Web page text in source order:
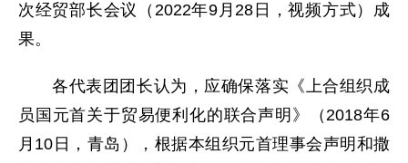
次经贸部长会议（2022年9月28日，视频方式）成
果。
各代表团团长认为，应确保落实《上合组织成
员国元首关于贸易便利化的联合声明》（2018年6
月10日，青岛），根据本组织元首理事会声明和撒